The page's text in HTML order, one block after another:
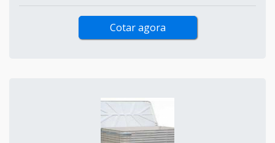
Cotar agora